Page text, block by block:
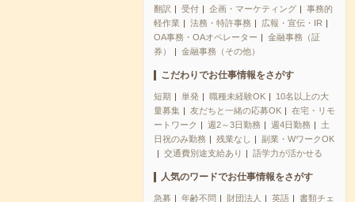
翻訳
受付 企画・マーケティング
事務的
軽作業
法務・特許事務
広報・宣伝・IR
OA事務・OAオペレーター
金融事務（証
券）
金融事務（その他）
こだわりでお仕事情報をさがす
短期 単発 職種未経験OK
10名以上の大
量募集
友だちと一緒の応募OK
在宅・リモ
ートワーク
週2～3日勤務 週4日勤務
土
日祝のみ勤務
残業なし
副業・WワークOK
交通費別途支給あり
語学力が活かせる
人気のワードでお仕事情報をさがす
急募 年齢不問 財団法人 英語
書類チェ